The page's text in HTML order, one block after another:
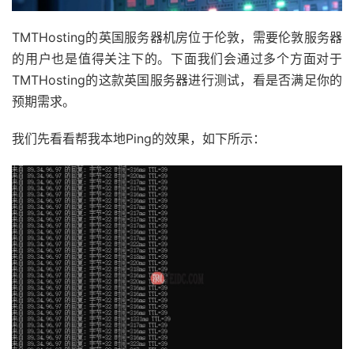
TMTHosting的英国服务器机房位于伦敦，需要伦敦服务器
的用户也是值得关注下的。下面我们会通过多个方面对于
TMTHosting的这款英国服务器进行测试，看是否满足你的
预期需求。
我们先看看帮我本地Ping的效果，如下所示：